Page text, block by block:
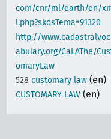
com/cnr/ml/earth/en/
l.php?skosTema=91320
http://www.cadastralvoc
abulary.org/CaLAThe/
omaryLaw
528customary law (en)
CUSTOMARY LAW (en)